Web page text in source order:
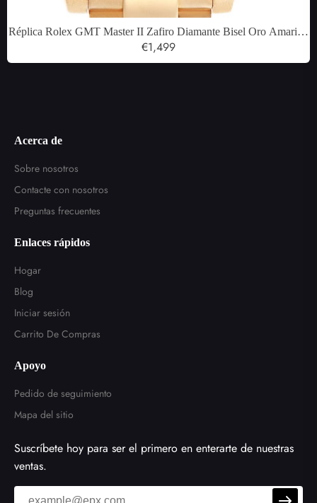
Réplica Rolex GMT Master II Zafiro Diamante Bisel Oro Amarillo
Reloj para Hombre 116748
€1,499
Acerca de
Sobre nosotros
Contacte con nosotros
Preguntas frecuentes
Enlaces rápidos
Hogar
Blog
Iniciar sesión
Carrito De Compras
Apoyo
Pedido de seguimiento
Mapa del sitio
Suscríbete hoy para ser el primero en enterarte de nuestras
ventas.